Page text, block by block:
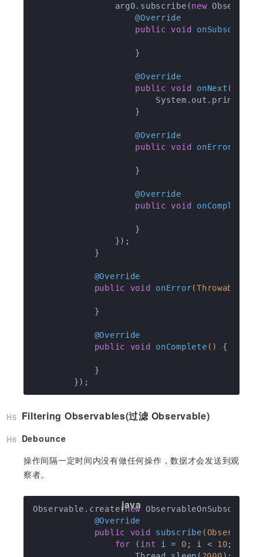
                arg0.subscribe(
new
@Override
public void onSubscribe
                    }
@Override
public void onNext
                        System.out.println(
                    }
@Override
public void onError
                    }
@Override
public void onComplete
                    }
                });
            }
@Override
public
void onError(Throwable e)
            }
@Override
public
void onComplete () {
            }
Filtering Observables(过滤 Observable)
Debounce
操作间隔一定时间内没有做任何操作，数据才会发送到观
察者。
Observable.create(new
@Override
public
void subscribe
for ( int i = 0 ; i < 10; i++)